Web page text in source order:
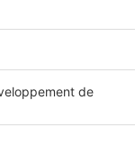
du Grand
de Rennes, c’est
est devenue, en
en train, Ndlr),